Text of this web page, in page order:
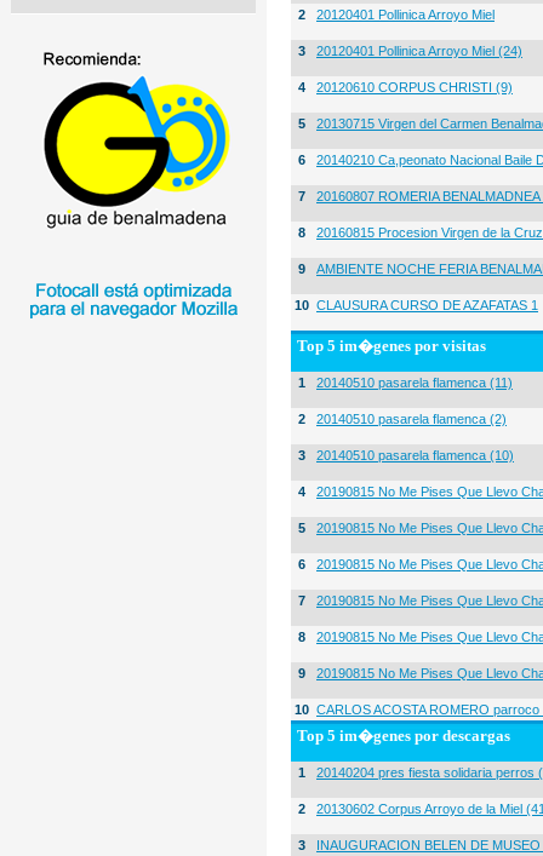
2 20120401 Pollinica Arroyo Miel
3 20120401 Pollinica Arroyo Miel (24)
4 20120610 CORPUS CHRISTI (9)
5 20130715 Virgen del Carmen
6 20140210 Ca,peonato Nacional Baile
7 20160807 ROMERIA
8 20160815 Procesion Virgen de la
9 AMBIENTE NOCHE FERIA
10 CLAUSURA CURSO DE AZAFATAS 1
Top 5 im�genes por visitas
1 20140510 pasarela flamenca (11)
2 20140510 pasarela flamenca (2)
3 20140510 pasarela flamenca (10)
4 20190815 No Me Pises Que Llevo
5 20190815 No Me Pises Que Llevo
6 20190815 No Me Pises Que Llevo
7 20190815 No Me Pises Que Llevo
8 20190815 No Me Pises Que Llevo
9 20190815 No Me Pises Que Llevo
10 CARLOS ACOSTA ROMERO
Top 5 im�genes por descargas
1 20140204 pres fiesta solidaria perros
2 20130602 Corpus Arroyo de la Miel
3 INAUGURACION BELEN DE